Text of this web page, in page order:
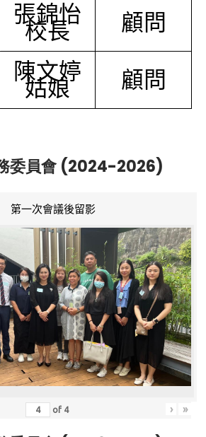
張錦怡
校長 顧問
陳文婷
姑娘 顧問
委員會 (2024-2026)
第一次會議後留影
of 4 › »